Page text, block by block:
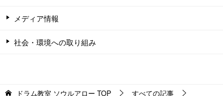
メディア情報
社会・環境への取り組み
ドラム教室 ソウルアロー TOP すべての記事